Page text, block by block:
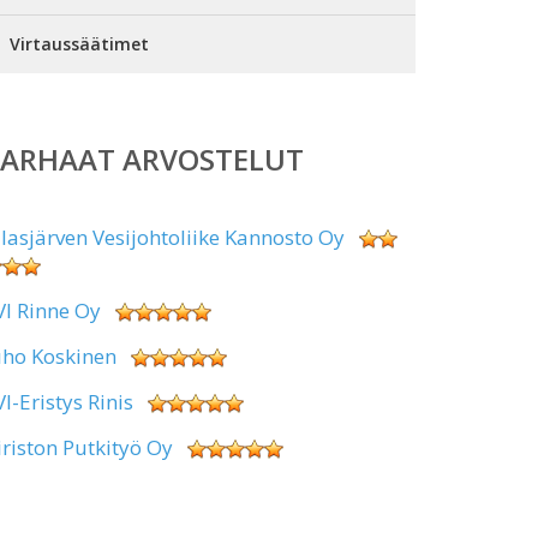
Virtaussäätimet
ARVOSTELUT
Vesijohtoliike Kannosto Oy
Rinne Oy
Koskinen
Eristys Rinis
Putkityö Oy